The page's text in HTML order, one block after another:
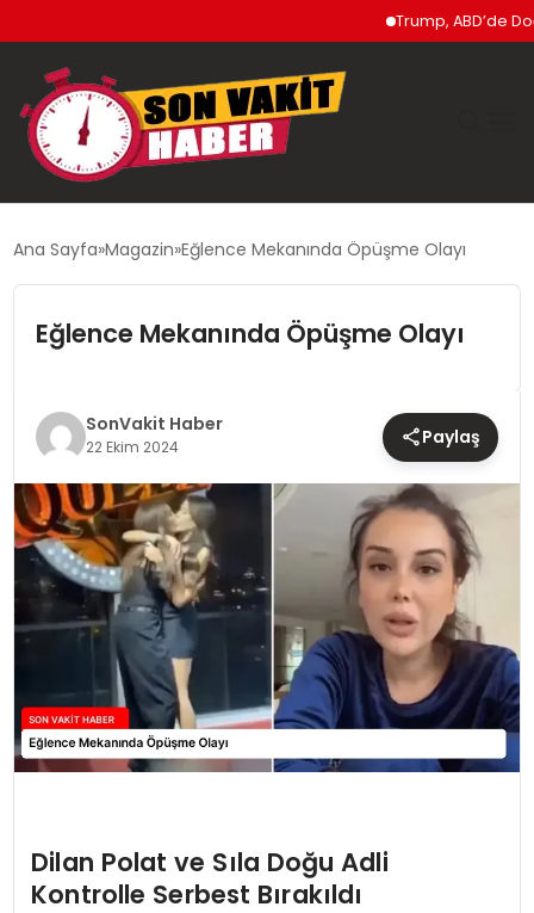
Trump, ABD’de
EKONOMI
SPOR
TEKNOLOJI
YAŞAM
Ana Sayfa Magazin Eğlence Mekanında Öpüşme Olayı
Eğlence Mekanında Öpüşme Olayı
SonVakit Haber
22 Ekim 2024 Paylaş
Dilan Polat ve Sıla Doğu Adli
Kontrolle Serbest Bırakıldı